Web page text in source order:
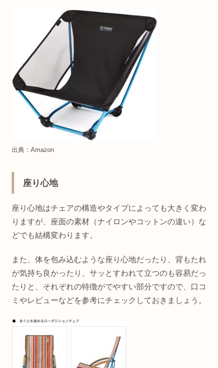
出典：Amazon
座り心地
座り心地はチェアの構造やタイプによっても大きく変わ
りますが、座面の素材（ナイロンやコットンの違い）な
どでも結構変わります。
また、体を包み込むような座り心地だったり、背もたれ
が気持ち良かったり、サッとすわれて立つのも容易だっ
たりと、それぞれの特徴がでやすい部分ですので、口コ
ミやレビューなどを参考にチェックしておきましょう。